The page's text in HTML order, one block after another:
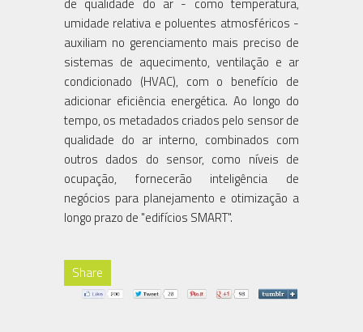
umidade relativa e poluentes atmosféricos -
auxiliam no gerenciamento mais preciso de
sistemas de aquecimento, ventilação e ar
condicionado (HVAC), com o benefício de
adicionar eficiência energética. Ao longo do
tempo, os metadados criados pelo sensor de
qualidade do ar interno, combinados com
outros dados do sensor, como níveis de
ocupação, fornecerão inteligência de
negócios para planejamento e otimização a
longo prazo de "edifícios SMART".
Share